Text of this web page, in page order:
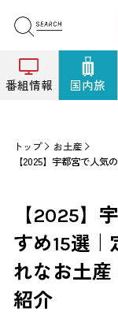
番組情報 国内旅
トップ
お土産
【2025】
すめ15選
れなお土産
紹介